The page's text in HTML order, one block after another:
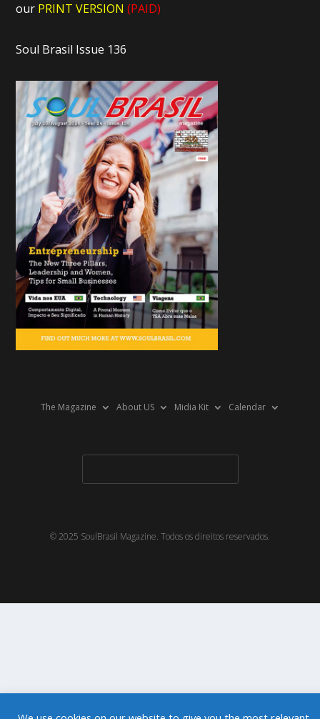
our PRINT VERSION (PAID)
Soul Brasil Issue 136
The Magazine About US Midia Kit Calendar
© 2025 SoulBrasil Magazine. Todos os direitos reservados.